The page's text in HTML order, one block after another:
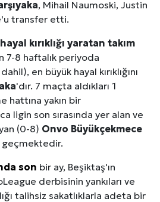
, Mihail Naumoski, Justin
transfer etti.
kırıklığı yaratan takım
7-8 haftalık periyoda
en büyük hayal kırıklığını
'dır. 7 maçta aldıkları 1
hattına yakın bir
ligin son sırasında yer alan ve
(0-8) Onvo Büyükçekmece
son bir ay, Beşiktaş'ın
derbisinin yankıları ve
talihsiz sakatlıklarla adeta bir